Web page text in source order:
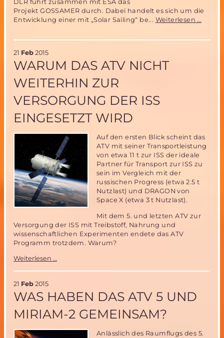
DLR führt zusammen mit ESA das
Projekt GOSSAMER durch. Dabei handelt es sich um die
Entwicklung einer mit „Solar Sailing“ be... Weiterlesen …
21 Feb 2015
WARUM DAS ATV NICHT
WEITERHIN ZUR
VERSORGUNG DER ISS
EINGESETZT WIRD
Auf den ersten Blick scheint das
ATV mit seiner Transportleistung
von etwa 11 t zur ISS der ideale
Partner für Transport zur ISS zu
sein im Vergleich mit der
russischen Progress (etwa 2.5 t
Nutzlast) und DRAGON von
Space X (etwa 3 t Nutzlast).
Mit dem 5. und letzten ATV zur
Versorgung der ISS mit Treibstoff, Nahrung und
wissenschaftlichen Experimenten endete das ATV
Programm trotzdem. Warum?
Weiterlesen …
weiterhin
zur
Versorgung
der
21 Feb 2015
WAS HABEN DAS ATV 5 UND
MIRIAM-2 GEMEINSAM?
Anlässlich des Raumflugs des 5.